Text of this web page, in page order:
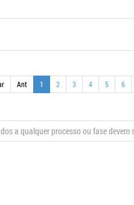
Ant 1 2 3 4 5 6
a qualquer processo ou fase devem